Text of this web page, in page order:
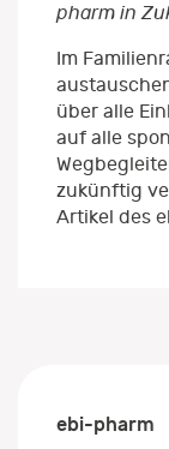
pharm in
Im
über alle
auf alle
zukünftig
Artikel des
ebi-pharm